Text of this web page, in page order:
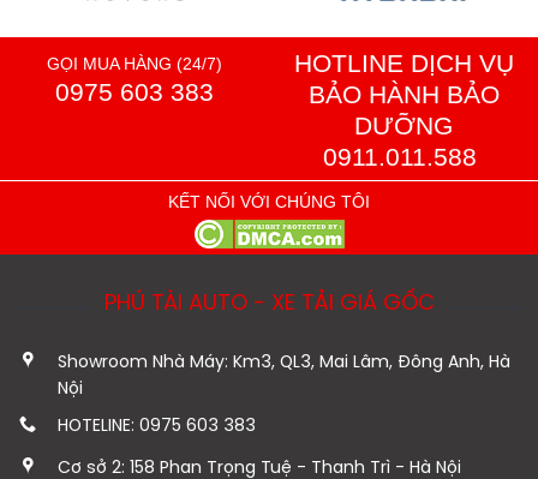
GỌI MUA HÀNG (24/7)
0975 603 383
HOTLINE DỊCH VỤ
BẢO HÀNH BẢO
DƯỠNG
0911.011.588
KẾT NỐI VỚI CHÚNG TÔI
PHÚ TÀI AUTO - XE TẢI GIÁ GỐC
Showroom Nhà Máy: Km3, QL3, Mai Lâm, Đông Anh, Hà
Nội
HOTELINE: 0975 603 383
Cơ sở 2: 158 Phan Trọng Tuệ - Thanh Trì - Hà Nội